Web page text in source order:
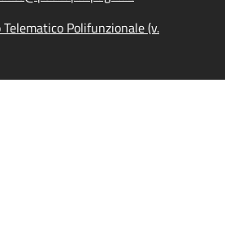
Polifunzionale (v.